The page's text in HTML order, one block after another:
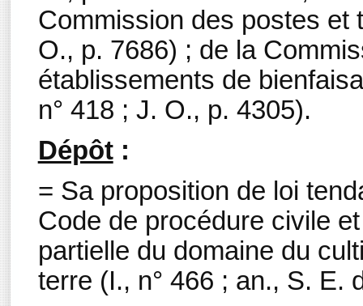
Commission des postes et
O., p. 7686) ; de la
établissements de
n° 418 ; J. O., p. 4305).
Dépôt:
= Sa proposition de loi
Code de procédure civile
partielle du domaine du
terre (I., n° 466 ; an., S. E.